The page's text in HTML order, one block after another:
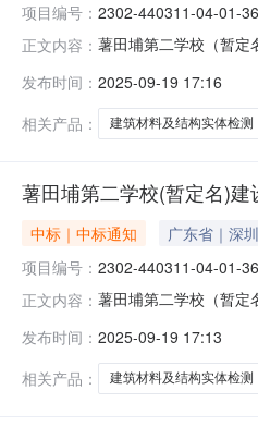
项目编号： 2302-440311-04-01-
正文内容： 薯田埔第二学校（暂
其他招标方式：公开招
发布时间： 2025-09-19 17:16
相关产品：
建筑材料及结构实体检测
薯田埔第二学校(暂定名)
中标｜中标通知 广东省｜深
项目编号： 2302-440311-04-01-
正文内容： 薯田埔第二学校（暂
建设工程项目建筑材
发布时间： 2025-09-19 17:13
相关产品：
建筑材料及结构实体检测